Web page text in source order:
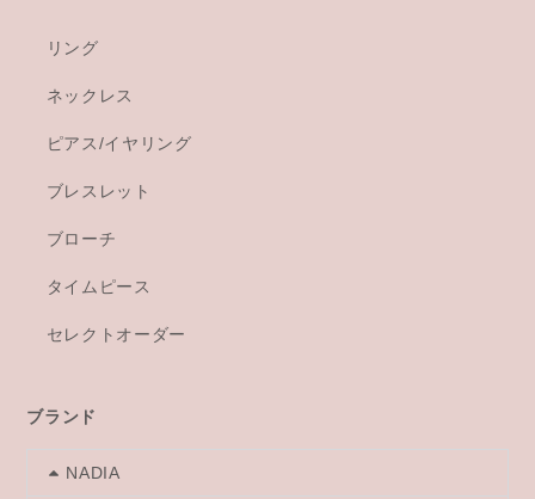
リング
ネックレス
ピアス/イヤリング
ブレスレット
ブローチ
タイムピース
セレクトオーダー
ブランド
NADIA